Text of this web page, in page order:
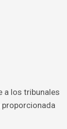
a los tribunales